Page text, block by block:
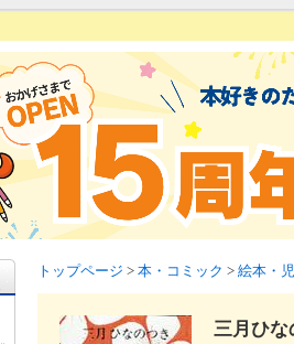
トップページ > 本・コミック > 絵本・
三月ひな